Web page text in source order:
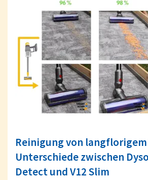
Reinigung von
Unterschiede zwischen
Detect und V12 Slim